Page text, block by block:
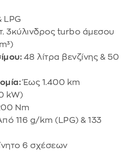
LPG
3κύλινδρος turbo άμεσου
48 λίτρα βενζίνης & 50
Έως 1.400 km
kW)
Nm
116 g/km (LPG) & 133
6 σχέσεων